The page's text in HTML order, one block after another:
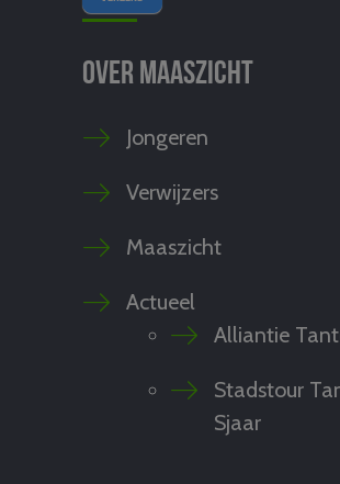
Over Maaszicht
Jongeren
Verwijzers
Maaszicht
Actueel
Alliantie
Stadstour
Sjaar